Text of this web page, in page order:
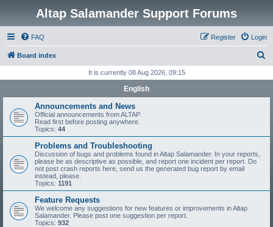
Altap Salamander Support Forums
FAQ Login
Register
Board index
r
It is currently 08 Aug 2026, 09:15
English
Announcements and News
Official announcements from ALTAP.
Read first before posting anywhere.
Topics: 44
Problems and Troubleshooting
Discussion of bugs and problems found in Altap Salamander. In your reports,
please be as descriptive as possible, and report one incident per report. Do
not post crash reports here, send us the generated bug report by email
instead, please.
Topics: 1191
Feature Requests
We welcome any suggestions for new features or improvements in Altap
Salamander. Please post one suggestion per report.
Topics: 932